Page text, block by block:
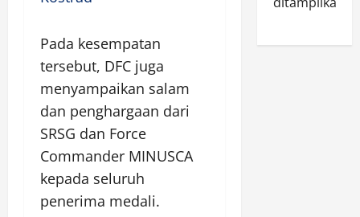
Pada kesempatan
tersebut, DFC juga
menyampaikan salam
dan penghargaan dari
SRSG dan Force
Commander MINUSCA
kepada seluruh
penerima medali.